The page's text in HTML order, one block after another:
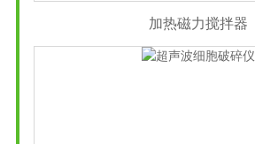
加热磁力搅拌器